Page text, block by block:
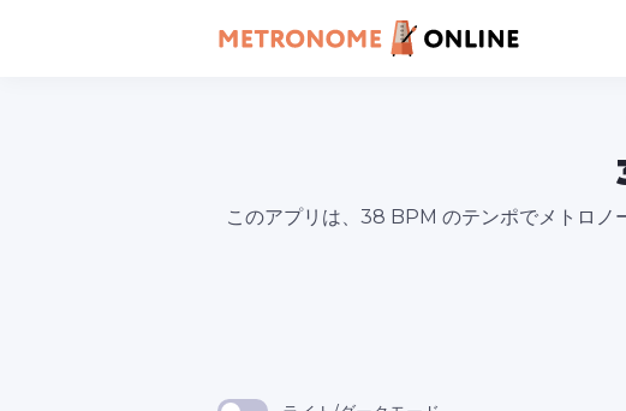
このアプリは、38 BPM のテンポでメトロノ